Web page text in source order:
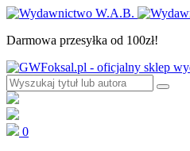
Darmowa przesyłka od 100zł!
0